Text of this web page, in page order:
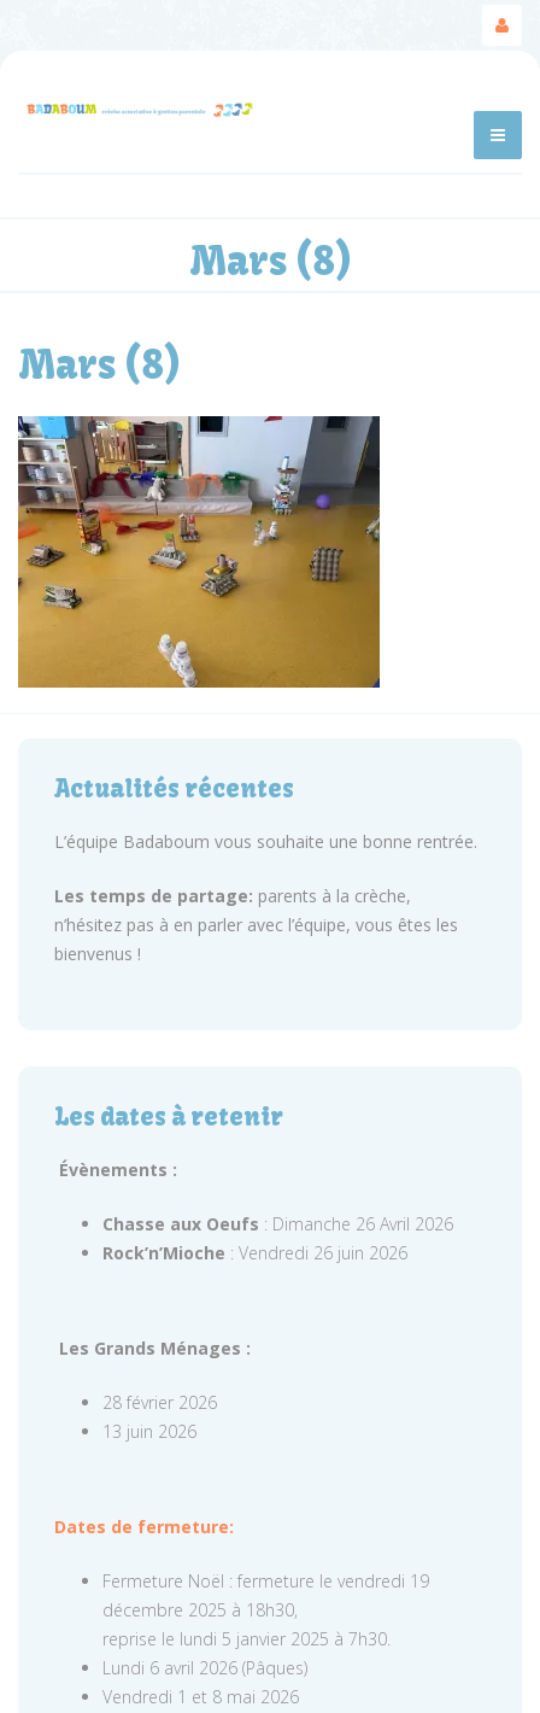
Mars (8)
Mars (8)
Actualités récentes
L’équipe Badaboum vous souhaite une bonne rentrée.
Les temps de partage: parents à la crèche,
n’hésitez pas à en parler avec l’équipe, vous êtes les
bienvenus !
Les dates à retenir
Évènements :
Chasse aux Oeufs : Dimanche 26 Avril 2026
Rock’n’Mioche : Vendredi 26 juin 2026
Les Grands Ménages :
28 février 2026
13 juin 2026
Dates de fermeture:
Fermeture Noël : fermeture le vendredi 19
décembre 2025 à 18h30,
reprise le lundi 5 janvier 2025 à 7h30.
Lundi 6 avril 2026 (Pâques)
Vendredi 1 et 8 mai 2026